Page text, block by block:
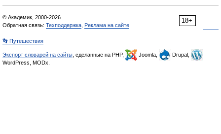
18+
© Академик, 2000-2026
Обратная связь: Техподдержка Реклама на сайте
👣 Путешествия
Экспорт словарей на сайты , сделанные на PHP, Joomla,
Drupal,
WordPress, MODx.